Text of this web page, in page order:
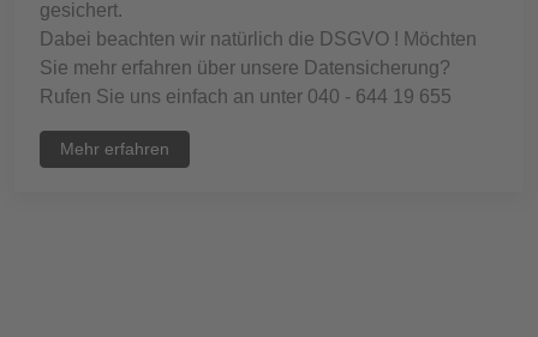
gesichert.
Dabei beachten wir natürlich die DSGVO ! Möchten
Sie mehr erfahren über unsere Datensicherung?
Rufen Sie uns einfach an unter 040 - 644 19 655
Mehr erfahren